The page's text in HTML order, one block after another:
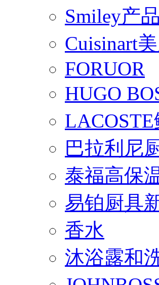
Smiley产品
Cuisinart
FORUOR
HUGO
LACOSTE
巴拉利尼
泰福高保
易铂厨具
香水
沐浴露和